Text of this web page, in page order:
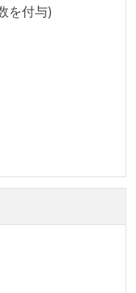
いて、メンバーの
る
制を採用している
PC やディスプレ
を付与)